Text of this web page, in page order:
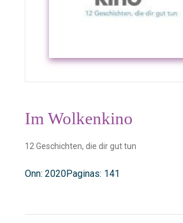
Im Wolkenkino
12 Geschichten, die dir gut tun
Onn: 2020Paginas: 141